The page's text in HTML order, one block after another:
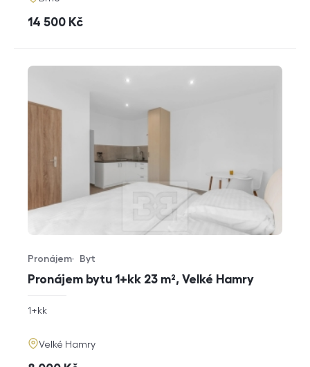
cena
14 500 Kč
Pronájem bytu 1+kk 23 m², Velké Hamry
Typ nabídky
Pronájem
Typ nemovitosti
Byt
rozměry
1+kk
adresa
Velké Hamry